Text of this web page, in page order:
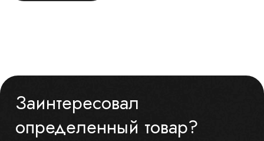
Заинтересовал
определенный товар?